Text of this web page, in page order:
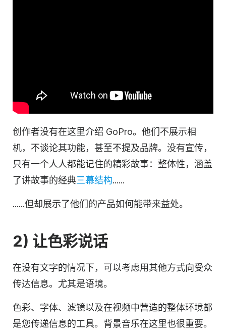
创作者没有在这里介绍 GoPro。他们不展示相
机，不谈论其功能，甚至不提及品牌。没有宣传，
只有一个人人都能记住的精彩故事：整体性，涵盖
了讲故事的经典三幕结构......
......但却展示了他们的产品如何能带来益处。
2) 让色彩说话
在没有文字的情况下，可以考虑用其他方式向受众
传达信息。尤其是语境。
色彩、字体、滤镜以及在视频中营造的整体环境都
是您传递信息的工具。 背景音乐在这里也很重要。